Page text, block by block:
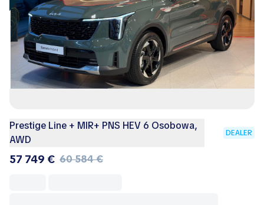
Prestige Line + MIR+ PNS HEV 6 Osobowa,
AWD
DEALER
57 749 € 60 584 €